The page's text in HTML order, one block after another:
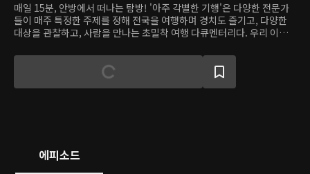
매일 15분, 안방에서 떠나는 탐방! '아주 각별한 기행'은 다양한 전문가
들이 매주 특정한 주제를 정해 전국을 여행하며 경치도 즐기고, 다양한
대상을 관찰하고, 사람을 만나는 초밀착 여행 다큐멘터리다. 우리 이웃
수 있다.
에피소드